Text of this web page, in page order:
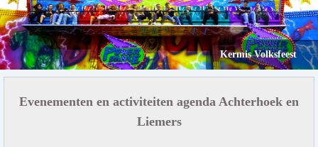
Kermis Volksfeest
Evenementen en activiteiten agenda Achterhoek en
Liemers